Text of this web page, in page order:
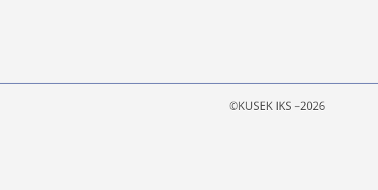
©KUSEK IKS –2026